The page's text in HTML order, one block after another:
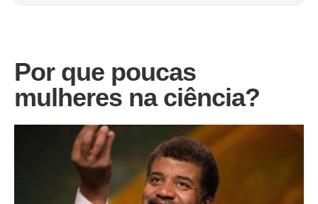
Por que poucas
mulheres na ciência?